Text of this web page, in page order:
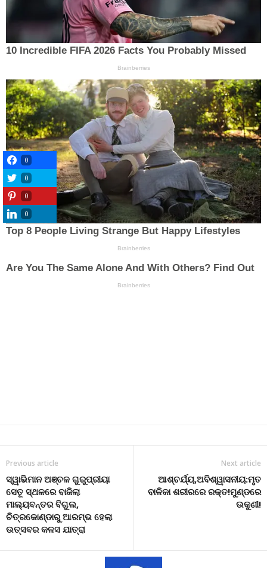
Previous article
ସ୍ୱାଭିମାନ ଅଞ୍ଚଳ ଗୁରୁପ୍ରୀୟା
ସେତୂ ସ୍ଥଳରେ ବାଜିଲା
ମାଲ୍ୟବନ୍ତର ବିଗୁଲ,
ଚିତ୍ରକୋଣ୍ଡାରୁ ଆରମ୍ଭ ହେଲା
ଉତ୍ସବର କଳସ ଯାତ୍ରା
Next article
ଆଶ୍ଚର୍ଯ୍ୟ,ଅବିଶ୍ୱାସନୀୟ:ମୃତ
ବାଳିକା ଶରୀରରେ ରକ୍ତ!ମୁଣ୍ଡରେ
ଉକୁଣୀ!
0
0
0
0